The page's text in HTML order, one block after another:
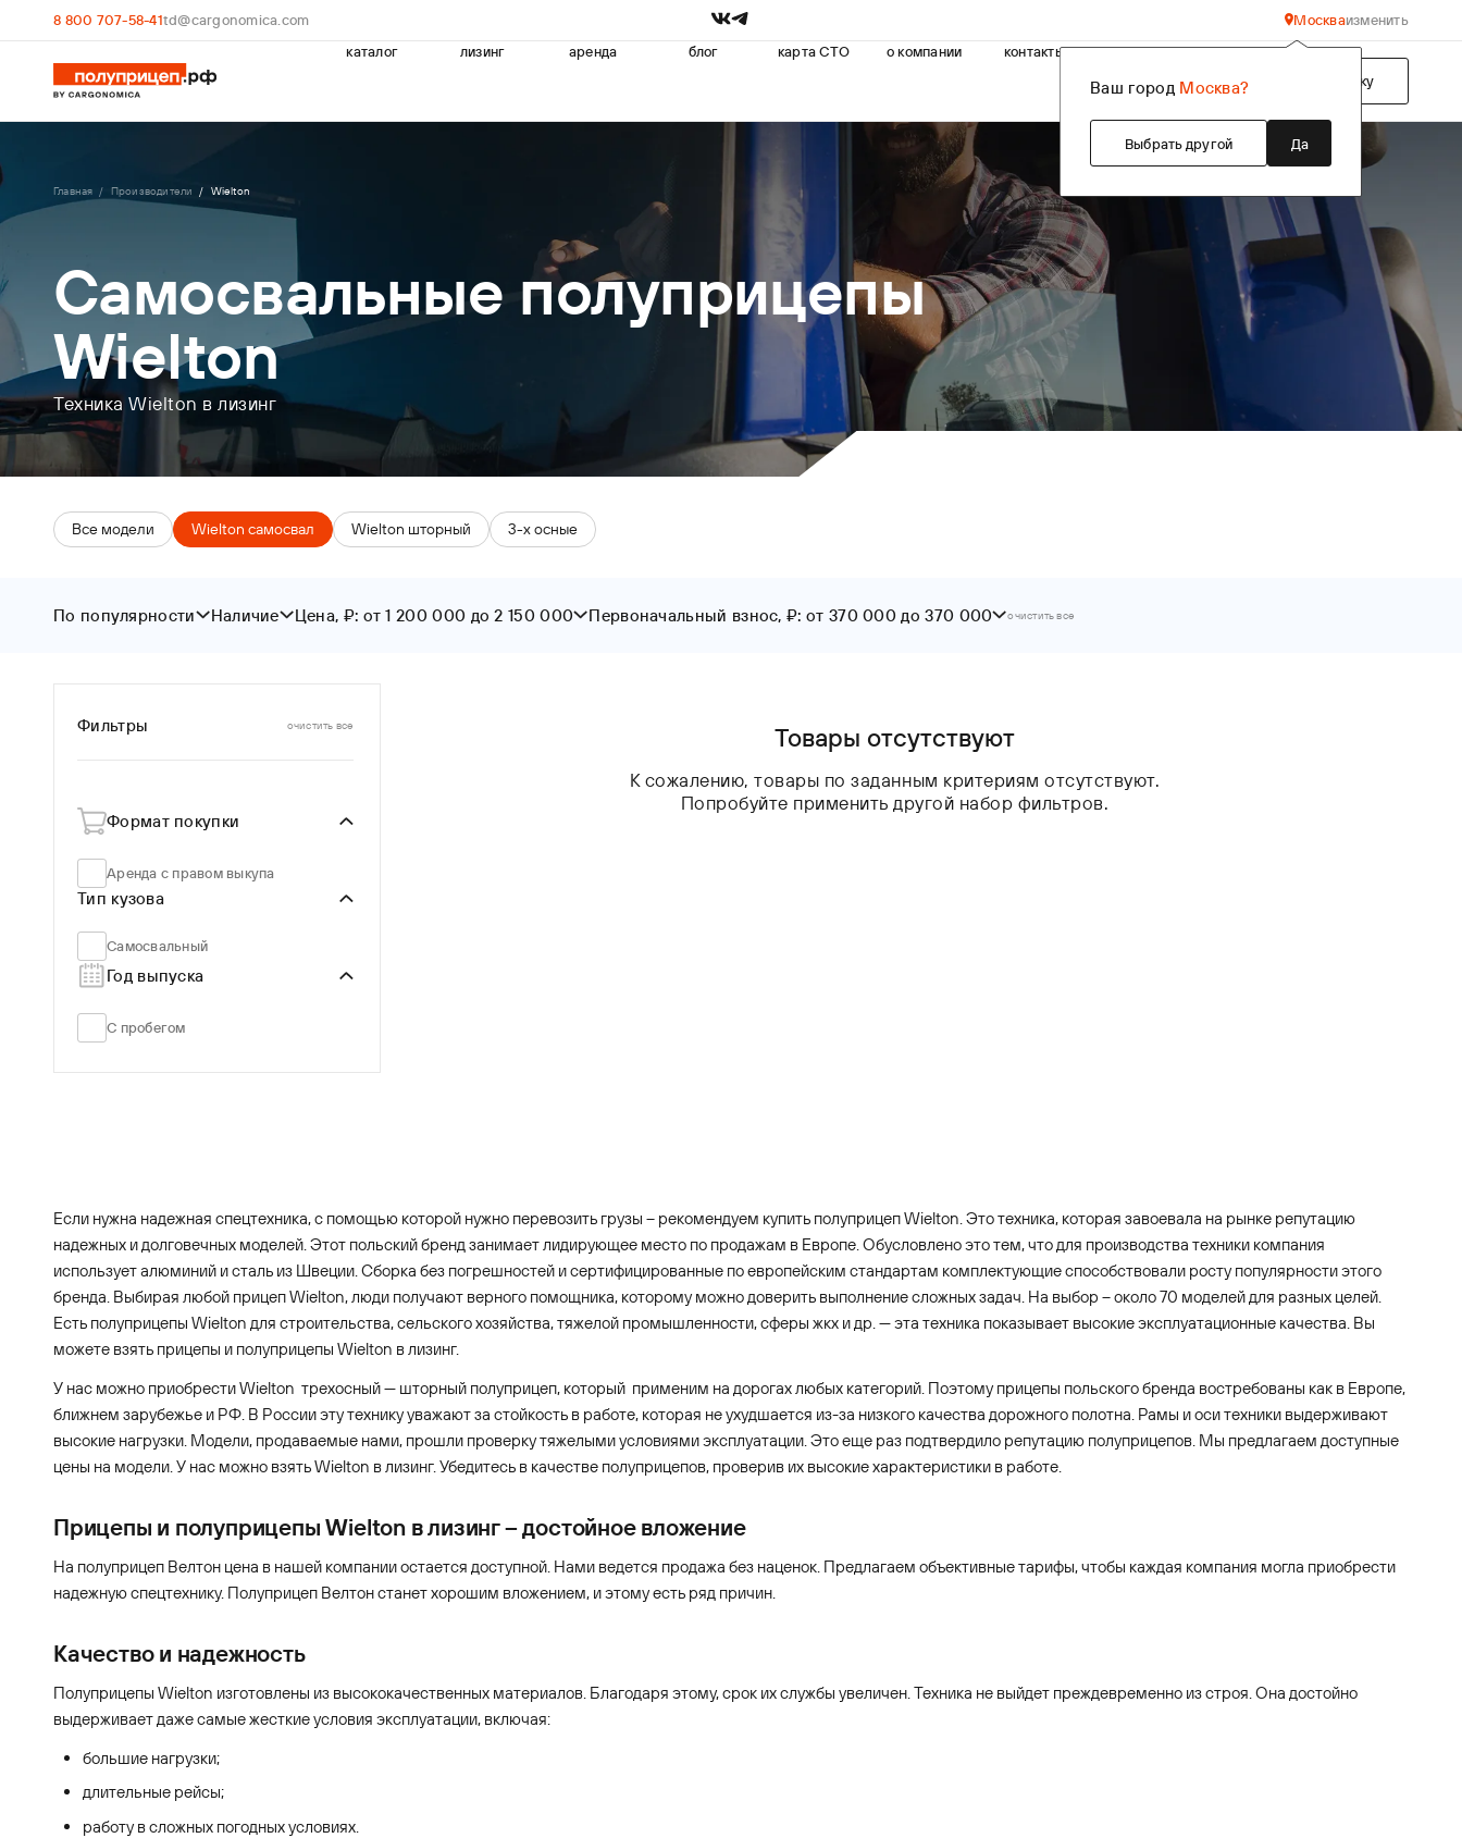
8 800 707-58-41td@cargonomica.com Москва
Ваш город Москва?
Выбрать другой Да
изменить
каталог
лизинг аренда блог карта СТО о компании
контакты
Подобрать технику
Главная Производители Wielton
Самосвальные полуприцепы
Wielton
Техника Wielton в лизинг
Все модели Wielton cамосвал Wielton шторный 3-х осные
По популярности
По новизне
Цена ↓
Наличие Цена, ₽: от 1 200 000 до 2 150 000 Первоначальный взнос, ₽: от 370 000 до 370 000 очистить все
Фильтры очистить все
Формат покупки
Аренда с правом выкупа
Тип кузова
Самосвальный
Год выпуска
С пробегом
Товары отсутствуют
К сожалению, товары по заданным критериям отсутствуют.
Попробуйте применить другой набор фильтров.
Если нужна надежная спецтехника, с помощью которой нужно перевозить грузы – рекомендуем купить полуприцеп Wielton. Это техника, которая завоевала на рынке репутацию
надежных и долговечных моделей. Этот польский бренд занимает лидирующее место по продажам в Европе. Обусловлено это тем, что для производства техники компания
использует алюминий и сталь из Швеции. Сборка без погрешностей и сертифицированные по европейским стандартам комплектующие способствовали росту популярности этого
бренда. Выбирая любой прицеп Wielton, люди получают верного помощника, которому можно доверить выполнение сложных задач. На выбор – около 70 моделей для разных целей.
Есть полуприцепы Wielton для строительства, сельского хозяйства, тяжелой промышленности, сферы жкх и др. — эта техника показывает высокие эксплуатационные качества. Вы
можете взять прицепы и полуприцепы Wielton в лизинг.
У нас можно приобрести Wielton трехосный — шторный полуприцеп, который применим на дорогах любых категорий. Поэтому прицепы польского бренда востребованы как в Европе,
ближнем зарубежье и РФ. В России эту технику уважают за стойкость в работе, которая не ухудшается из-за низкого качества дорожного полотна. Рамы и оси техники выдерживают
высокие нагрузки. Модели, продаваемые нами, прошли проверку тяжелыми условиями эксплуатации. Это еще раз подтвердило репутацию полуприцепов. Мы предлагаем доступные
цены на модели. У нас можно взять Wielton в лизинг. Убедитесь в качестве полуприцепов, проверив их высокие характеристики в работе.
Прицепы и полуприцепы Wielton в лизинг – достойное вложение
На полуприцеп Велтон цена в нашей компании остается доступной. Нами ведется продажа без наценок. Предлагаем объективные тарифы, чтобы каждая компания могла приобрести
надежную спецтехнику. Полуприцеп Велтон станет хорошим вложением, и этому есть ряд причин.
Качество и надежность
Полуприцепы Wielton изготовлены из высококачественных материалов. Благодаря этому, срок их службы увеличен. Техника не выйдет преждевременно из строя. Она достойно
выдерживает даже самые жесткие условия эксплуатации, включая:
большие нагрузки;
длительные рейсы;
работу в сложных погодных условиях.